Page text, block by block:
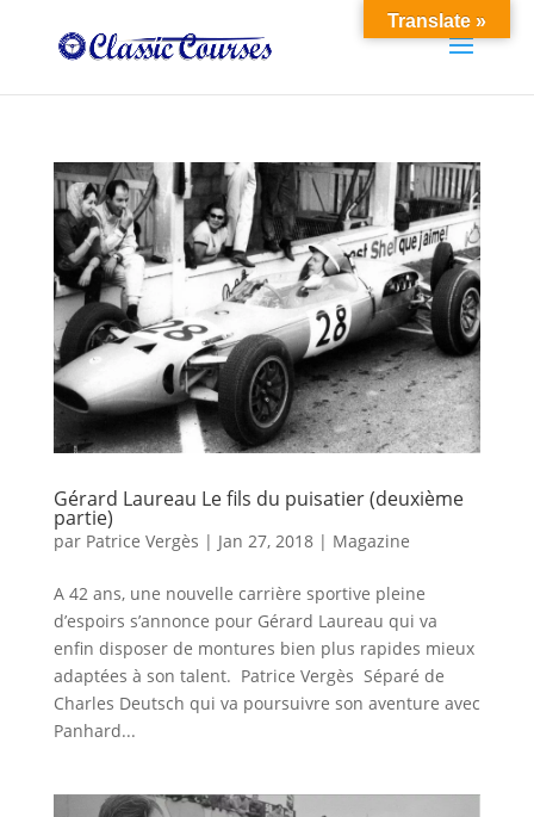
Gérard Laureau Le fils du puisatier (deuxième
partie)
par Patrice Vergès | Jan 27, 2018| Magazine
A 42 ans, une nouvelle carrière sportive pleine
d’espoirs s’annonce pour Gérard Laureau qui va
enfin disposer de montures bien plus rapides mieux
adaptées à son talent. Patrice Vergès Séparé de
Charles Deutsch qui va poursuivre son aventure avec
Panhard...
Translate »